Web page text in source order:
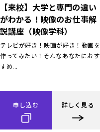
【来校】大学と専門の違い
がわかる！映像のお仕事解
説講座（映像学科）
テレビが好き！映画が好き！動画を
作ってみたい！そんなあなたにおす
すめ...
申し込む 詳しく見る